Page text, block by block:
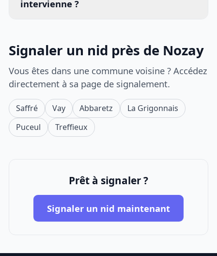
intervienne ?
Signaler un nid près de Nozay
Vous êtes dans une commune voisine ? Accédez
directement à sa page de signalement.
Saffré Vay Abbaretz
La Grigonnais
Puceul
Treffieux
Prêt à signaler ?
Signaler un nid maintenant